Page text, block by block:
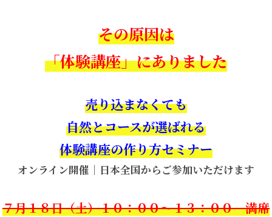
その原因は
「体験講座」にありました
売り込まなくても
自然とコースが選ばれる
体験講座の作り方セミナー
オンライン開催｜日本全国からご参加いただけます
７月１８日（土）１０：００〜１３：００ 満席